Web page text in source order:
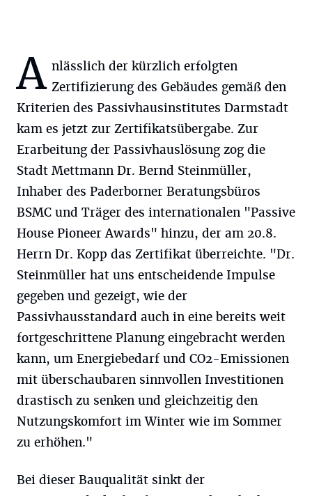
A nlässlich der kürzlich erfolgten
Zertifizierung des Gebäudes gemäß den
Kriterien des Passivhausinstitutes Darmstadt
kam es jetzt zur Zertifikatsübergabe. Zur
Erarbeitung der Passivhauslösung zog die
Stadt Mettmann Dr. Bernd Steinmüller,
Inhaber des Paderborner Beratungsbüros
BSMC und Träger des internationalen "Passive
House Pioneer Awards" hinzu, der am 20.8.
Herrn Dr. Kopp das Zertifikat überreichte. "Dr.
Steinmüller hat uns entscheidende Impulse
gegeben und gezeigt, wie der
Passivhausstandard auch in eine bereits weit
fortgeschrittene Planung eingebracht werden
kann, um Energiebedarf und CO2-Emissionen
mit überschaubaren sinnvollen Investitionen
drastisch zu senken und gleichzeitig den
Nutzungskomfort im Winter wie im Sommer
zu erhöhen."
Bei dieser Bauqualität sinkt der